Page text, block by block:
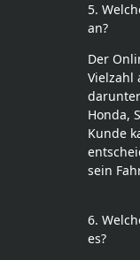
5.
an?
Der
Vielzahl
Honda,
Kunde
sein
6.
es?